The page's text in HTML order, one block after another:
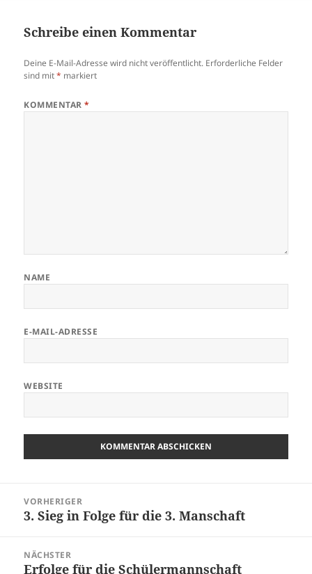
Schreibe einen Kommentar
Deine E-Mail-Adresse wird nicht veröffentlicht. Erforderliche Felder
sind mit* markiert
KOMMENTAR*
NAME
E-MAIL-ADRESSE
WEBSITE
VORHERIGER
Vorheriger
3. Sieg in Folge für die 3. Manschaft
NÄCHSTER
Nächster
Erfolge für die Schülermannschaft